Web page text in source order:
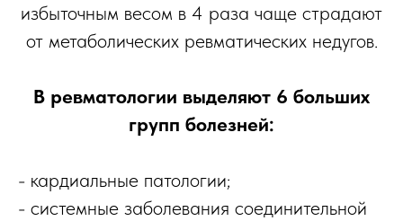
избыточным весом в 4 раза чаще страдают
от метаболических ревматических недугов.
В ревматологии выделяют 6 больших
групп болезней:
- кардиальные патологии;
- системные заболевания соединительной